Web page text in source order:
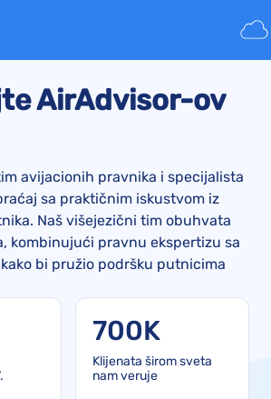
AirAdvisor-ov
avijacionih pravnika i specijalista
sa praktičnim iskustvom iz
Naš višejezični tim obuhvata
kombinujući pravnu ekspertizu sa
bi pružio podršku putnicima
700K
Klijenata širom sveta
nam veruje